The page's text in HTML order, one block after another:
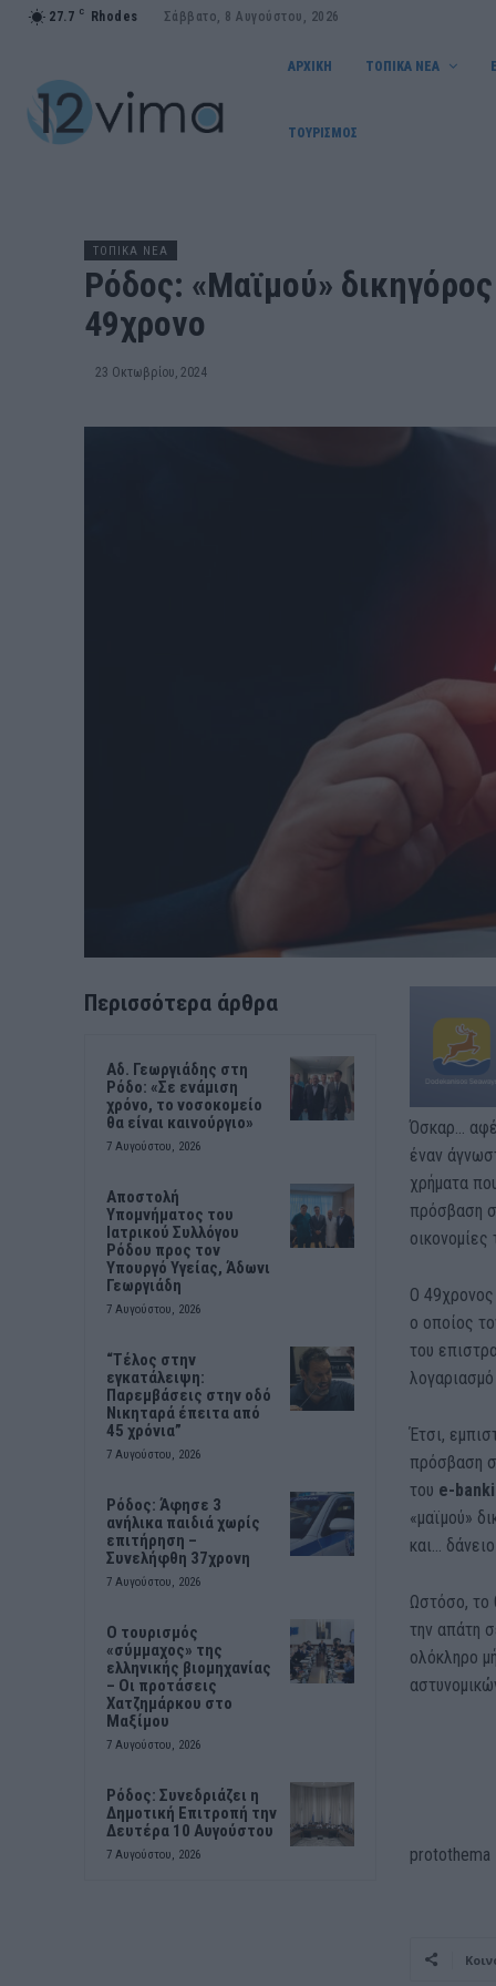
27.7 C Rhodes Σάββατο, 8 Αυγούστου, 2026
ΑΡΧΙΚΗ ΤΟΠΙΚΑ ΝΕΑ
ΤΟΥΡΙΣΜΟΣ
ΤΟΠΙΚΑ ΝΕΑ
Ρόδος: «Μαϊμού»
49χρονο
23 Οκτωβρίου, 2024
Περισσότερα άρθρα
Αδ. Γεωργιάδης στη
Ρόδο: «Σε ενάμιση
χρόνο, το νοσοκομείο
θα είναι καινούργιο»
7 Αυγούστου, 2026
Αποστολή
Υπομνήματος του
Ιατρικού Συλλόγου
Ρόδου προς τον
Υπουργό Υγείας, Άδωνι
Γεωργιάδη
7 Αυγούστου, 2026
“Τέλος στην
εγκατάλειψη:
Παρεμβάσεις στην οδό
Νικηταρά έπειτα από
45 χρόνια”
7 Αυγούστου, 2026
Ρόδος: Άφησε 3
ανήλικα παιδιά χωρίς
επιτήρηση –
Συνελήφθη 37χρονη
7 Αυγούστου, 2026
Ο τουρισμός
«σύμμαχος» της
ελληνικής βιομηχανίας
– Οι προτάσεις
Χατζημάρκου στο
Μαξίμου
7 Αυγούστου, 2026
Ρόδος: Συνεδριάζει η
Δημοτική Επιτροπή την
Δευτέρα 10 Αυγούστου
7 Αυγούστου, 2026
Όσκαρ…
έναν
χρήματα
πρόσβαση
οικονομίες
Ο
ο οποίος
του
Έτσι,
πρόσβαση
του e-
«μαϊμού»
και…
Ωστόσο, το
την απάτη
ολόκληρο
protothema